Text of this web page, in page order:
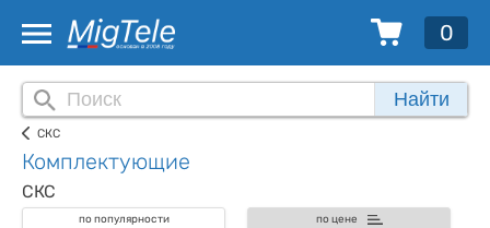
0
Найти
СКС
Комплектующие
СКС
по популярности по цене